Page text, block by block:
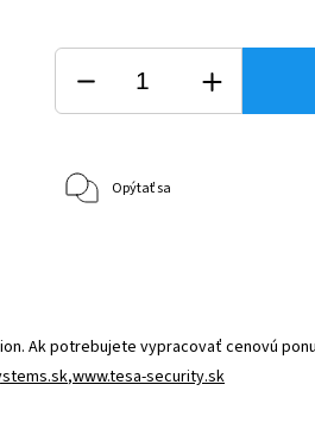
Opýtať sa
Ak potrebujete vypracovať cenovú
,www.tesa-security.sk